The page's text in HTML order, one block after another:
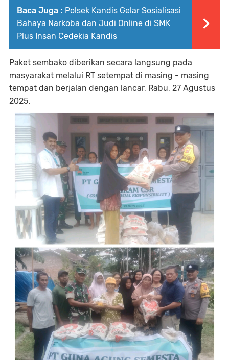
Baca Juga : Polsek Kandis Gelar Sosialisasi
Bahaya Narkoba dan Judi Online di SMK
Plus Insan Cedekia Kandis
Paket sembako diberikan secara langsung pada
masyarakat melalui RT setempat di masing - masing
tempat dan berjalan dengan lancar, Rabu, 27 Agustus
2025.